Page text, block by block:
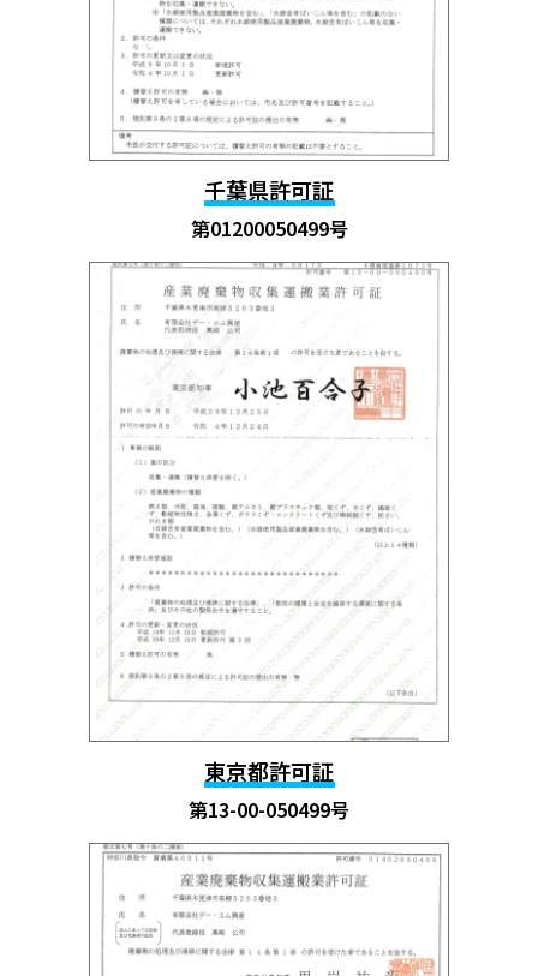
千葉県許可証
第01200050499号
東京都許可証
第13-00-050499号